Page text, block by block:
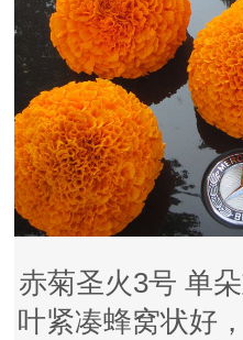
赤菊圣火3号 单
叶紧凑蜂窝状好